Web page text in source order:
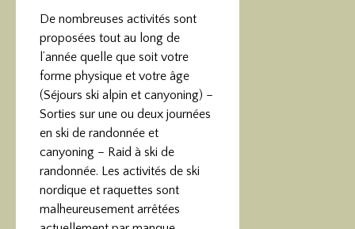
De nombreuses activités sont
proposées tout au long de
l’année quelle que soit votre
forme physique et votre âge
(Séjours ski alpin et canyoning) –
Sorties sur une ou deux journées
en ski de randonnée et
canyoning – Raid à ski de
randonnée. Les activités de ski
nordique et raquettes sont
malheureusement arrêtées